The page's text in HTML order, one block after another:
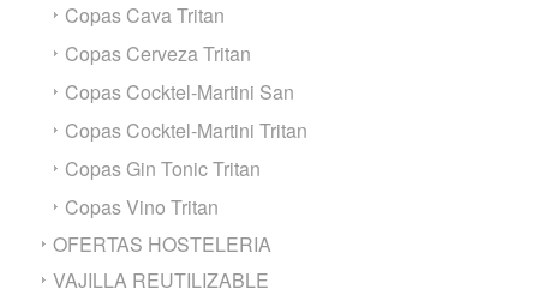
Copas Cava Tritan
Copas Cerveza Tritan
Copas Cocktel-Martini San
Copas Cocktel-Martini Tritan
Copas Gin Tonic Tritan
Copas Vino Tritan
OFERTAS HOSTELERIA
VAJILLA REUTILIZABLE